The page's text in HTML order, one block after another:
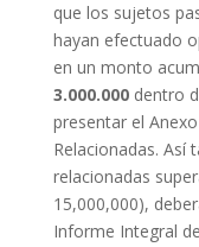
que los sujetos
hayan efectuado
en un monto
3.000.000dentro
presentar el
Relacionadas. Así
relacionadas
15,000,000),
Informe Integral